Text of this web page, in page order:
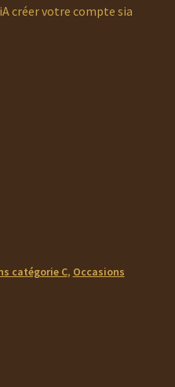
créer votre compte sia
catégorie C, Occasions